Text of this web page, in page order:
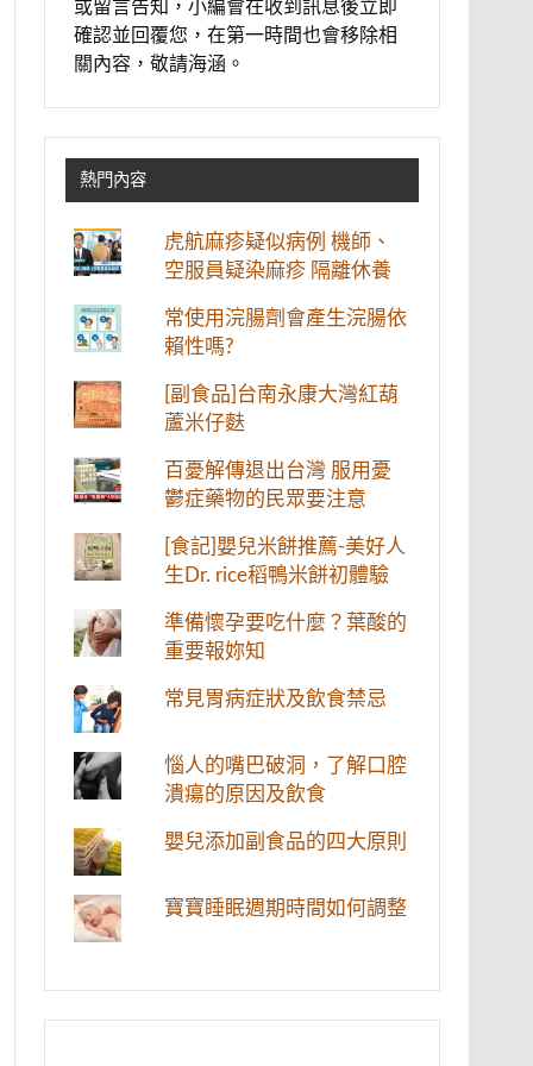
或留言告知，小編會在收到訊息後立即
確認並回覆您，在第一時間也會移除相
關內容，敬請海涵。
熱門內容
虎航麻疹疑似病例 機師、
空服員疑染麻疹 隔離休養
常使用浣腸劑會產生浣腸依
賴性嗎?
[副食品]台南永康大灣紅葫
蘆米仔麩
百憂解傳退出台灣 服用憂
鬱症藥物的民眾要注意
[食記]嬰兒米餅推薦-美好人
生Dr. rice稻鴨米餅初體驗
準備懷孕要吃什麼？葉酸的
重要報妳知
常見胃病症狀及飲食禁忌
惱人的嘴巴破洞，了解口腔
潰瘍的原因及飲食
嬰兒添加副食品的四大原則
寶寶睡眠週期時間如何調整